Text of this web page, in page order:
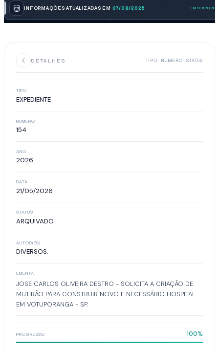
INFORMAÇÕES ATUALIZADAS EM 07/08/2026
DETALHES TIPO · NÚMERO · STATUS
TIPO
EXPEDIENTE
NÚMERO
154
ANO
2026
DATA
21/05/2026
STATUS
ARQUIVADO
AUTOR(ES)
DIVERSOS.
EMENTA
JOSE CARLOS OLIVEIRA DESTRO - SOLICITA A CRIAÇÃO DE
MUTIRÃO PARA CONSTRUIR NOVO E NECESSÁRIO HOSPITAL
EM VOTUPORANGA - SP.
PROGRESSO 100%